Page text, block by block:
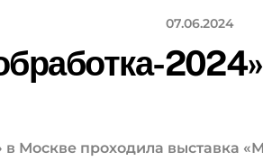
07.06.2024
2024»
Москве проходила выставка